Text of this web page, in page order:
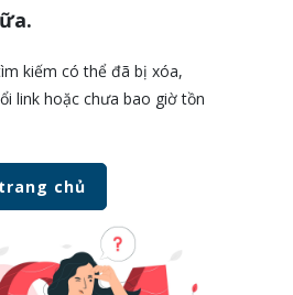
kiếm có thể đã bị xóa,
link hoặc chưa bao giờ tồn
chủ